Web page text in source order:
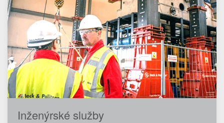
Inženýrské služby